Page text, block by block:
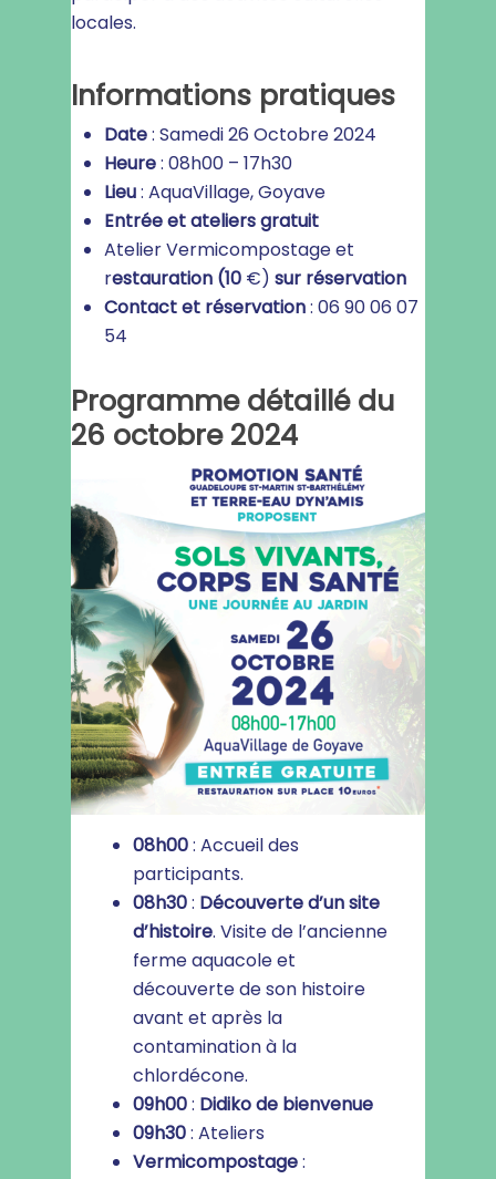
locales.
Informations pratiques
Date: Samedi 26 Octobre 2024
Heure: 08h00 – 17h30
Lieu: AquaVillage, Goyave
Entrée et ateliers gratuit
Atelier Vermicompostage et
restauration (10 €) sur réservation
Contact et réservation: 06 90 06 07
54
Programme détaillé du
26 octobre 2024
08h00: Accueil des
participants.
08h30: Découverte d’un site
d’histoire. Visite de l’ancienne
ferme aquacole et
découverte de son histoire
avant et après la
contamination à la
chlordécone.
09h00: Didiko de bienvenue
09h30: Ateliers
Vermicompostage: